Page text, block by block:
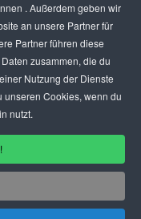
. Außerdem geben wir
an unsere Partner für
Partner führen diese
zusammen, die du
Nutzung der Dienste
Cookies, wenn du
nutzt.